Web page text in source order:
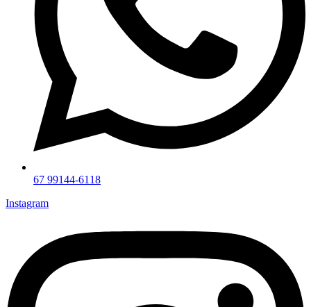
67 99144-6118
Instagram